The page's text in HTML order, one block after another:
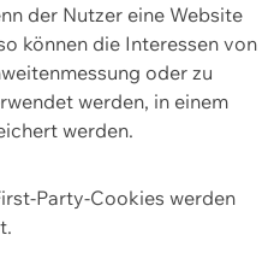
der Nutzer eine Website
können die Interessen von
oder zu
werden, in einem
werden.
Party-Cookies werden